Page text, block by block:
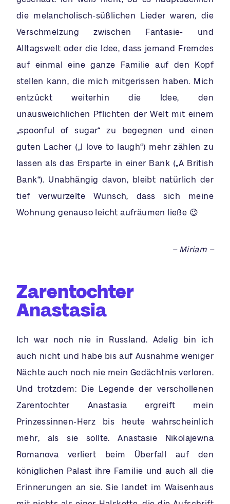
die melancholisch-süßlichen Lieder waren, die
Verschmelzung zwischen Fantasie- und
Alltagswelt oder die Idee, dass jemand Fremdes
auf einmal eine ganze Familie auf den Kopf
stellen kann, die mich mitgerissen haben. Mich
entzückt weiterhin die Idee, den
unausweichlichen Pflichten der Welt mit einem
„spoonful of sugar“ zu begegnen und einen
guten Lacher („I love to laugh“) mehr zählen zu
lassen als das Ersparte in einer Bank („A British
Bank“). Unabhängig davon, bleibt natürlich der
tief verwurzelte Wunsch, dass sich meine
Wohnung genauso leicht aufräumen ließe 😉
– Miriam –
Zarentochter
Anastasia
Ich war noch nie in Russland. Adelig bin ich
auch nicht und habe bis auf Ausnahme weniger
Nächte auch noch nie mein Gedächtnis verloren.
Und trotzdem: Die Legende der verschollenen
Zarentochter Anastasia ergreift mein
Prinzessinnen-Herz bis heute wahrscheinlich
mehr, als sie sollte. Anastasie Nikolajewna
Romanova verliert beim Überfall auf den
königlichen Palast ihre Familie und auch all die
Erinnerungen an sie. Sie landet im Waisenhaus